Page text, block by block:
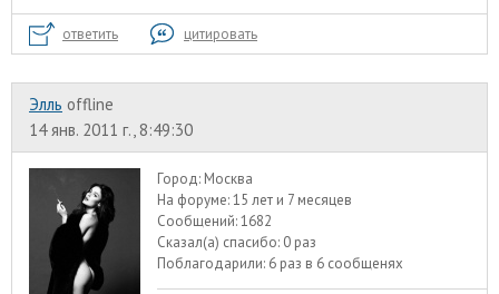
ответить цитировать
Элль offline
14 янв. 2011 г., 8:49:30
Город: Москва
На форуме:15 лет и 7 месяцев
Сообщений:1682
Сказал(а) спасибо: 0 раз
Поблагодарили: 6 раз в 6 сообщенях